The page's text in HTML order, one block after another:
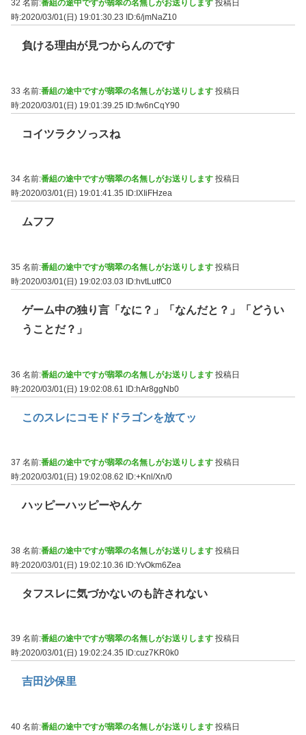
32 名前:番組の途中ですが翡翠の名無しがお送りします 投稿日
時:2020/03/01(日) 19:01:30.23
ID:6/jmNaZ10
負ける理由が見つからんのです
33 名前:番組の途中ですが翡翠の名無しがお送りします 投稿日
時:2020/03/01(日) 19:01:39.25 ID:fw6nCqY90
コイツラクソっスね
34 名前:番組の途中ですが翡翠の名無しがお送りします 投稿日
時:2020/03/01(日) 19:01:41.35
ID:IXIiFHzea
ムフフ
35 名前:番組の途中ですが翡翠の名無しがお送りします 投稿日
時:2020/03/01(日) 19:02:03.03
ID:hvtLutfC0
ゲーム中の独り言「なに？」「なんだと？」「どうい
うことだ？」
36 名前:番組の途中ですが翡翠の名無しがお送りします 投稿日
時:2020/03/01(日) 19:02:08.61 ID:hAr8ggNb0
このスレにコモドドラゴンを放てッ
37 名前:番組の途中ですが翡翠の名無しがお送りします 投稿日
時:2020/03/01(日) 19:02:08.62
ID:+Knl/Xn/0
ハッピーハッピーやんケ
38 名前:番組の途中ですが翡翠の名無しがお送りします 投稿日
時:2020/03/01(日) 19:02:10.36 ID:YvOkm6Zea
タフスレに気づかないのも許されない
39 名前:番組の途中ですが翡翠の名無しがお送りします 投稿日
時:2020/03/01(日) 19:02:24.35
ID:cuz7KR0k0
吉田沙保里
40 名前:番組の途中ですが翡翠の名無しがお送りします 投稿日